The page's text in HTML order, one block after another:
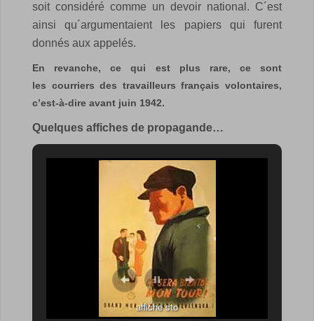
soit considéré comme un devoir national. C´est
ainsi qu´argumentaient les papiers qui furent
donnés aux appelés.
En revanche, ce qui est plus rare, ce sont
les courriers des travailleurs français volontaires,
c’est-à-dire avant juin 1942.
Quelques affiches de propagande…
affiche sto